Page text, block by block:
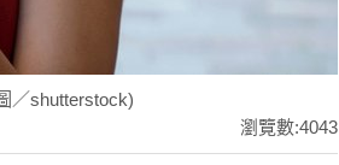
／shutterstock)
瀏覽數:4043